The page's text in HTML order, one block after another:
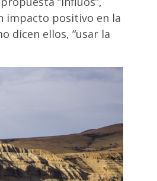
impacto positivo en la
dicen ellos, “usar la